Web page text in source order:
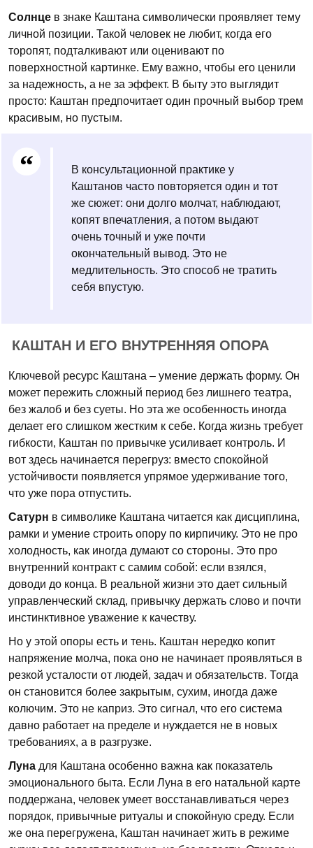
Солнце в знаке Каштана символически проявляет тему
личной позиции. Такой человек не любит, когда его
торопят, подталкивают или оценивают по
поверхностной картинке. Ему важно, чтобы его ценили
за надежность, а не за эффект. В быту это выглядит
просто: Каштан предпочитает один прочный выбор трем
красивым, но пустым.
В консультационной практике у
Каштанов часто повторяется один и тот
же сюжет: они долго молчат, наблюдают,
копят впечатления, а потом выдают
очень точный и уже почти
окончательный вывод. Это не
медлительность. Это способ не тратить
себя впустую.
КАШТАН И ЕГО ВНУТРЕННЯЯ ОПОРА
Ключевой ресурс Каштана – умение держать форму. Он
может пережить сложный период без лишнего театра,
без жалоб и без суеты. Но эта же особенность иногда
делает его слишком жестким к себе. Когда жизнь требует
гибкости, Каштан по привычке усиливает контроль. И
вот здесь начинается перегруз: вместо спокойной
устойчивости появляется упрямое удерживание того,
что уже пора отпустить.
Сатурн в символике Каштана читается как дисциплина,
рамки и умение строить опору по кирпичику. Это не про
холодность, как иногда думают со стороны. Это про
внутренний контракт с самим собой: если взялся,
доводи до конца. В реальной жизни это дает сильный
управленческий склад, привычку держать слово и почти
инстинктивное уважение к качеству.
Но у этой опоры есть и тень. Каштан нередко копит
напряжение молча, пока оно не начинает проявляться в
резкой усталости от людей, задач и обязательств. Тогда
он становится более закрытым, сухим, иногда даже
колючим. Это не каприз. Это сигнал, что его система
давно работает на пределе и нуждается не в новых
требованиях, а в разгрузке.
Луна для Каштана особенно важна как показатель
эмоционального быта. Если Луна в его натальной карте
поддержана, человек умеет восстанавливаться через
порядок, привычные ритуалы и спокойную среду. Если
же она перегружена, Каштан начинает жить в режиме